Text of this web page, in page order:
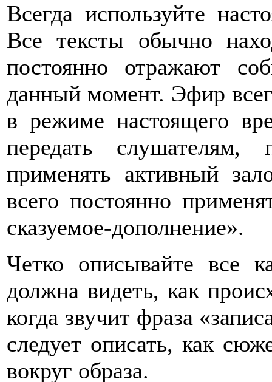
Всегда используйте
Все тексты обычно
постоянно отражают
данный момент. Эфир
в режиме настоящего
передать
применять активный
всего постоянно
сказуемое-дополнение».
Четко описывайте все
должна видеть, как
когда звучит фраза
следует описать, как
вокруг образа.